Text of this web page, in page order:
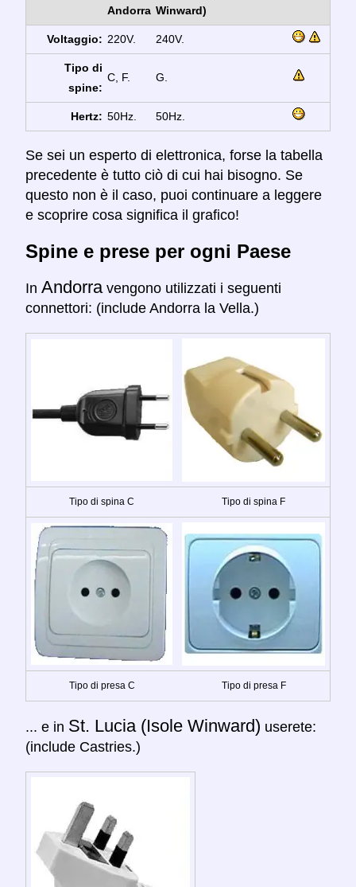
Andorra Winward)
Voltaggio: 220V. 240V.
Tipo di
spine:
C, F. G.
Hertz: 50Hz. 50Hz.
Se sei un esperto di elettronica, forse la tabella
precedente è tutto ciò di cui hai bisogno. Se
questo non è il caso, puoi continuare a leggere
e scoprire cosa significa il grafico!
Spine e prese per ogni Paese
In Andorra vengono utilizzati i seguenti
connettori: (include Andorra la Vella.)
Tipo di spina C Tipo di spina F
Tipo di presa C Tipo di presa F
... e in St. Lucia (Isole Winward) userete:
(include Castries.)